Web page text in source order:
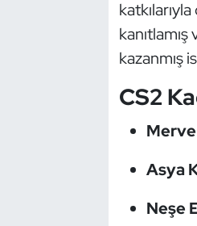
kazanmış
CS2
Asya
Neşe
İşitme Engelli Sporcular
Judo ve Kuraş
Kano ve Rafting